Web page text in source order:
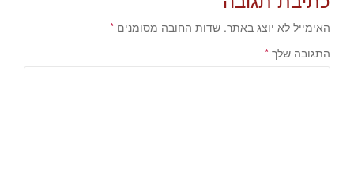
האימייל לא יוצג באתר. שדות החובה מסומנים *
התגובה שלך *